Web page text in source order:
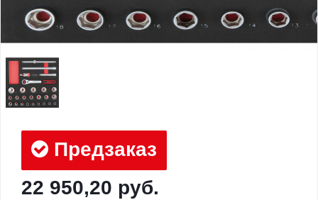
Предзаказ
22 950,20 руб.